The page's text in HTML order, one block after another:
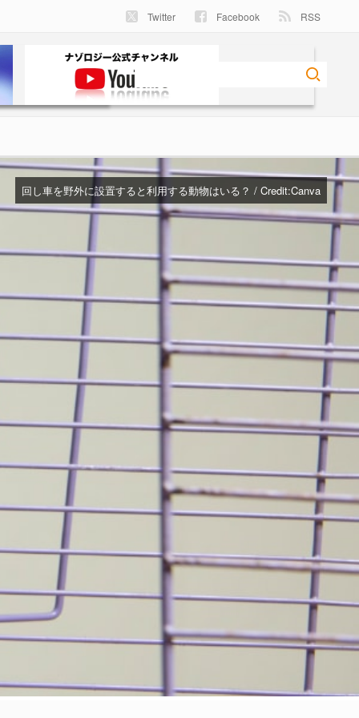
Twitter Facebook RSS
回し車を野外に設置すると利用する動物はいる？ / Credit:Canva